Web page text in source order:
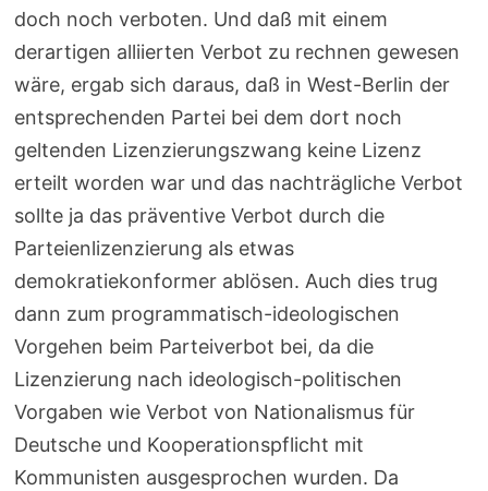
doch noch verboten. Und daß mit einem
derartigen alliierten Verbot zu rechnen gewesen
wäre, ergab sich daraus, daß in West-Berlin der
entsprechenden Partei bei dem dort noch
geltenden Lizenzierungszwang keine Lizenz
erteilt worden war und das nachträgliche Verbot
sollte ja das präventive Verbot durch die
Parteienlizenzierung als etwas
demokratiekonformer ablösen. Auch dies trug
dann zum programmatisch-ideologischen
Vorgehen beim Parteiverbot bei, da die
Lizenzierung nach ideologisch-politischen
Vorgaben wie Verbot von Nationalismus für
Deutsche und Kooperationspflicht mit
Kommunisten ausgesprochen wurden. Da